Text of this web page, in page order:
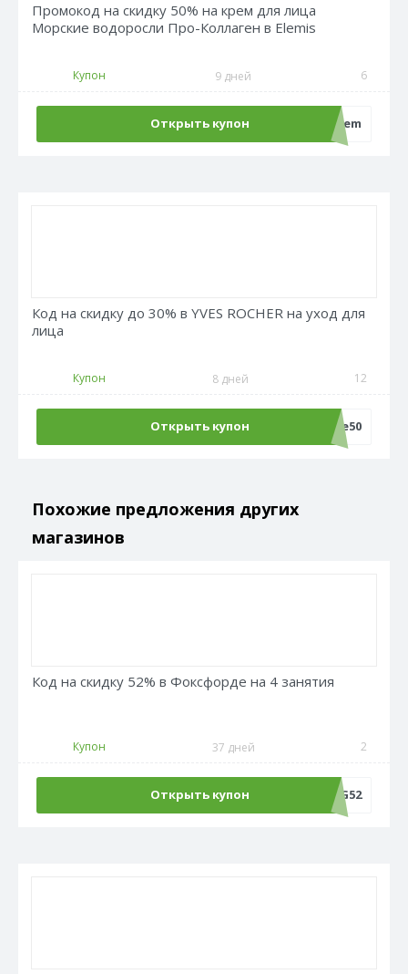
Промокод на скидку 50% на крем для лица
Морские водоросли Про-Коллаген в Elemis
Купон 9 дней 6
Открыть купон sale50crem
Код на скидку до 30% в YVES ROCHER на уход для
лица
Купон 8 дней 12
Открыть купон Sale50
Похожие предложения других
магазинов
Код на скидку 52% в Фоксфорде на 4 занятия
Купон 37 дней 2
Открыть купон LANG52